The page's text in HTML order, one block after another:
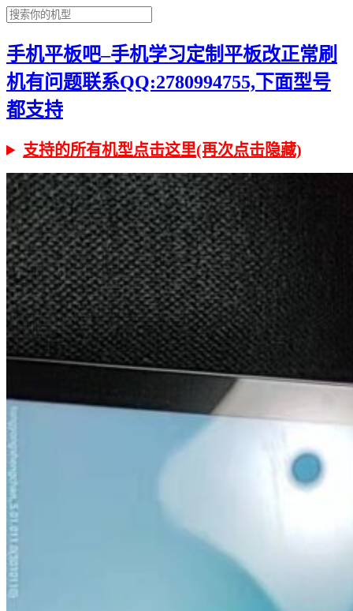
手机平板吧–手机学习定制平板改正常刷
机有问题联系QQ:2780994755,下面型号
都支持
支持的所有机型点击这里(再次点击隐藏)